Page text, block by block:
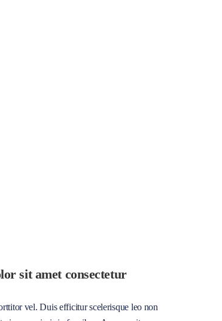
sit amet consectetur
vel. Duis efficitur scelerisque leo non